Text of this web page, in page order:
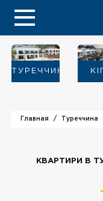
ТУРЕЧЧИНА
Главная Туреччина
КВАРТИРИ В